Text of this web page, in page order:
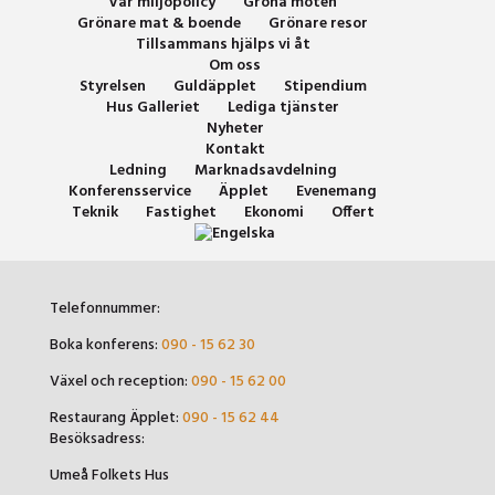
Grönare mat & boende
Grönare resor
Tillsammans hjälps vi åt
Om oss
Styrelsen
Guldäpplet
Stipendium
Hus Galleriet
Lediga tjänster
Nyheter
Kontakt
Ledning
Marknadsavdelning
Konferensservice
Äpplet
Evenemang
Teknik
Fastighet Ekonomi Offert
Telefonnummer:
Boka konferens:090 - 15 62 30
Växel och reception:090 - 15 62 00
Restaurang Äpplet:090 - 15 62 44
Besöksadress:
Umeå Folkets Hus